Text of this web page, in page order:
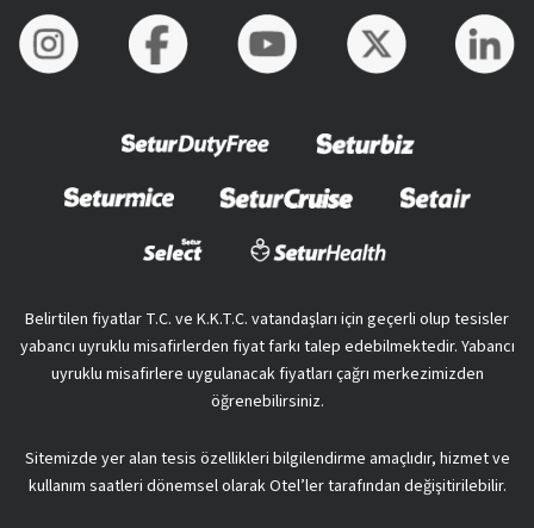
Belirtilen fiyatlar T.C. ve K.K.T.C. vatandaşları için geçerli olup tesisler
yabancı uyruklu misafirlerden fiyat farkı talep edebilmektedir. Yabancı
uyruklu misafirlere uygulanacak fiyatları çağrı merkezimizden
öğrenebilirsiniz.
Sitemizde yer alan tesis özellikleri bilgilendirme amaçlıdır, hizmet ve
kullanım saatleri dönemsel olarak Otel’ler tarafından değişitirilebilir.